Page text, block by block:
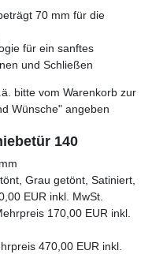
70 mm für die
für ein sanftes
und Schließen
bitte vom Warenkorb zur
Wünsche" angeben
140
Grau getönt, Satiniert,
EUR inkl. MwSt.
170,00 EUR inkl.
470,00 EUR inkl.